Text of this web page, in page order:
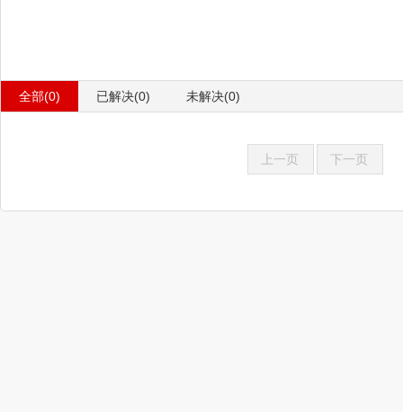
全部(0) 已解决(0) 未解决(0)
上一页 下一页